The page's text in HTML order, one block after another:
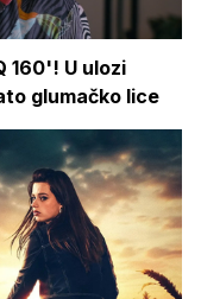
160'! U ulozi
glumačko lice